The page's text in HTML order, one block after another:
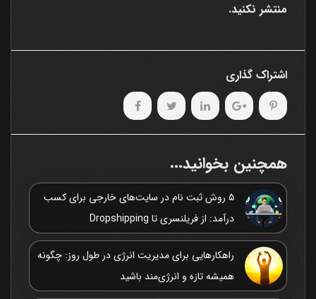
منتشر نکنید.
اشتراک گذاری
همچنین بخوانید...
۵ روش ثبت نام در سایت‌های خارجی برای کسب
درآمد: از فریلنسری تا Dropshipping
راهکارهایی برای مدیریت انرژی در طول روز: چگونه
همیشه تازه و انرژی‌مند باشید